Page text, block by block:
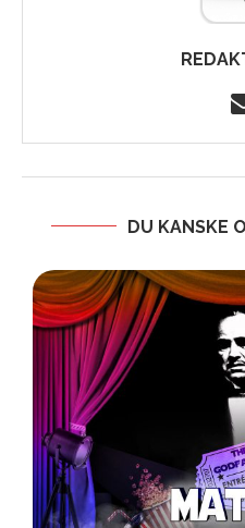
DU KANSKE